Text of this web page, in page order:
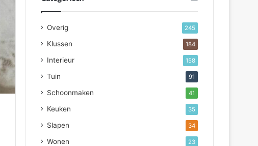
Overig 245
Klussen 184
Interieur 158
Tuin 91
Schoonmaken 41
Keuken 35
Slapen 34
Wonen 23